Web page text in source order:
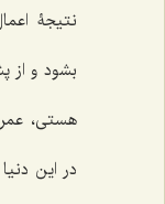
نتیجۀ
بشود و از
هستی،
در این